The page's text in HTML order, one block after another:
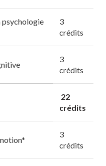
psychologie
3
crédits
3
crédits
22
crédits
3
crédits